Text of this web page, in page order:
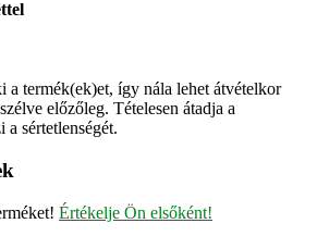
a termék(ek)et, így nála lehet átvételkor
előzőleg. Tételesen átadja a
a sértetlenségét.
Értékelje Ön elsőként!